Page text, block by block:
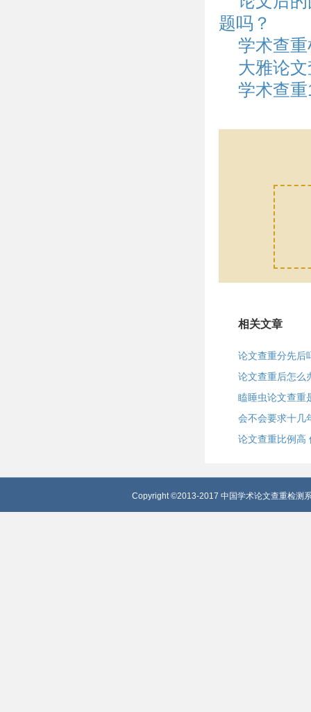
题吗？
学术查
大雅论
学术查
相关文章
论文查重分先后
论文查重后怎么
瞌睡虫论文查重
会不会要求十几
论文查重比例高
Copyright ©2013-2017 中国学术论文查重检